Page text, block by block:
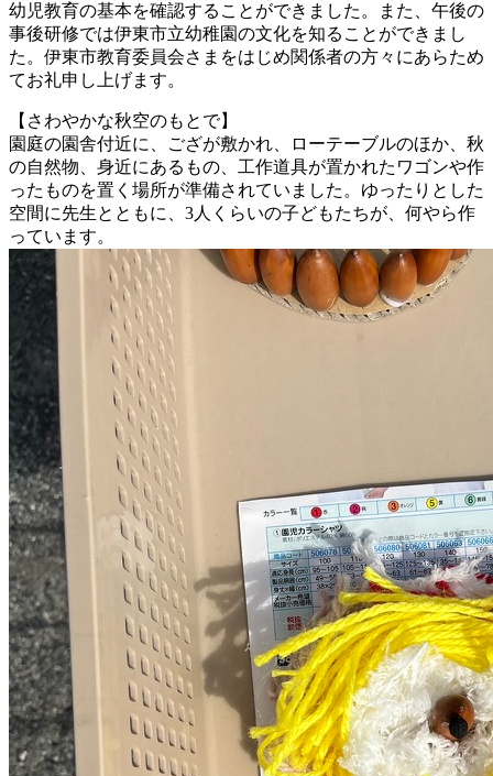
幼児教育の基本を確認することができました。また、午後の
事後研修では伊東市立幼稚園の文化を知ることができまし
た。伊東市教育委員会さまをはじめ関係者の方々にあらため
てお礼申し上げます。
【さわやかな秋空のもとで】
園庭の園舎付近に、ござが敷かれ、ローテーブルのほか、秋
の自然物、身近にあるもの、工作道具が置かれたワゴンや作
ったものを置く場所が準備されていました。ゆったりとした
空間に先生とともに、3人くらいの子どもたちが、何やら作
っています。